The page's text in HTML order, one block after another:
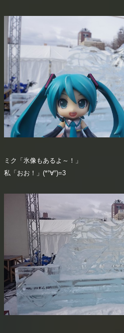
ミク「氷像もあるよ～！」
私「おお！」(*°∀°)=3